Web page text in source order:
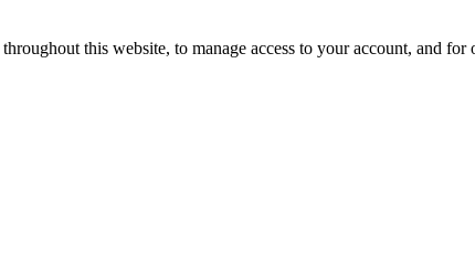
this website, to manage access to your account, and for